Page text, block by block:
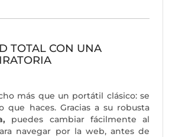
TOTAL CON UNA
más que un portátil clásico: se
que haces. Gracias a su robusta
puedes cambiar fácilmente al
navegar por la web, antes de